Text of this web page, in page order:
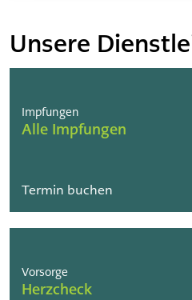
Unsere
Impfungen
Alle Impfungen
Termin buchen
Vorsorge
Herzcheck